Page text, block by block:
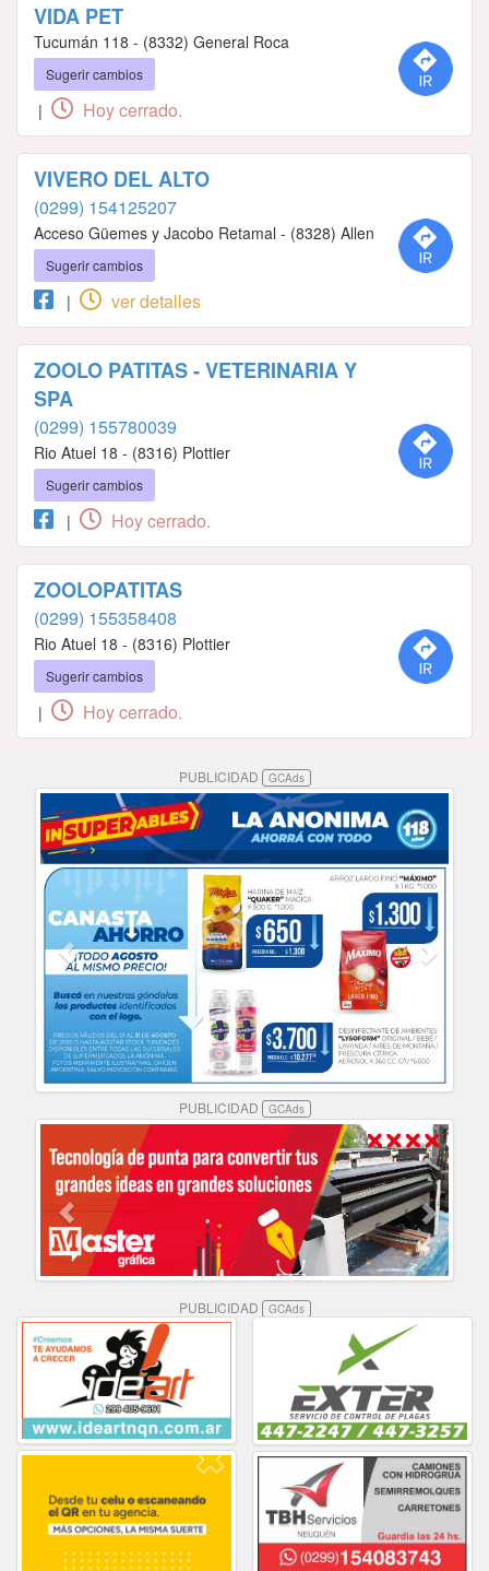
VIDA PET
Tucumán 118 - (8332) General Roca
Sugerir cambios
| Hoy cerrado.
VIVERO DEL ALTO
(0299) 154125207
Acceso Güemes y Jacobo Retamal - (8328) Allen
Sugerir cambios
| ver detalles
ZOOLO PATITAS - VETERINARIA Y
SPA
(0299) 155780039
Rio Atuel 18 - (8316) Plottier
Sugerir cambios
| Hoy cerrado.
ZOOLOPATITAS
(0299) 155358408
Rio Atuel 18 - (8316) Plottier
Sugerir cambios
| Hoy cerrado.
PUBLICIDAD GCAds
PUBLICIDAD GCAds
PUBLICIDAD GCAds